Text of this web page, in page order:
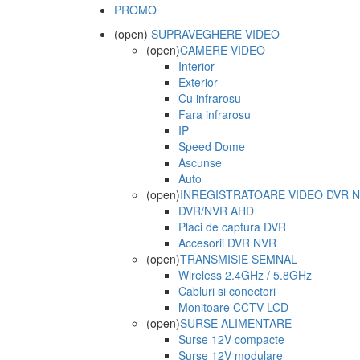
PROMO
(open) SUPRAVEGHERE VIDEO
(open)CAMERE VIDEO
Interior
Exterior
Cu infrarosu
Fara infrarosu
IP
Speed Dome
Ascunse
Auto
(open)INREGISTRATOARE VIDEO DVR
DVR/NVR AHD
Placi de captura DVR
Accesorii DVR NVR
(open)TRANSMISIE SEMNAL
Wireless 2.4GHz / 5.8GHz
Cabluri si conectori
Monitoare CCTV LCD
(open)SURSE ALIMENTARE
Surse 12V compacte
Surse 12V modulare